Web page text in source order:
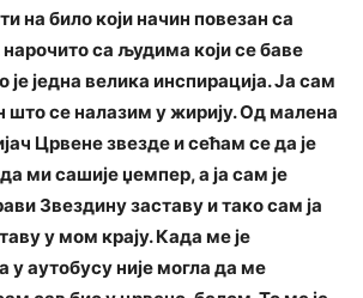
на било који начин повезан са
са људима који се баве
једна велика инспирација. Ја сам
што се налазим у жирију. Од малена
Црвене звезде и сећам се да је
ми сашије џемпер, а ја сам је
Звездину заставу и тако сам ја
у мом крају. Када ме је
у аутобусу није могла да ме